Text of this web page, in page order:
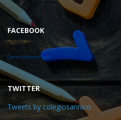
FACEBOOK
Cprcertification.com
TWITTER
Tweets by colegiosannico